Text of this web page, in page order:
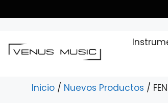
al
Inicio / Nuevos Productos /